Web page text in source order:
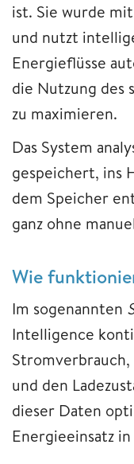
ist. Sie wurde
und nutzt
Energieflüsse
die Nutzung des
zu maximieren.
Das System
gespeichert, ins
dem Speicher
ganz ohne
Wie
Im sogenannten
Intelligence
und den
dieser Daten
Energieeinsatz